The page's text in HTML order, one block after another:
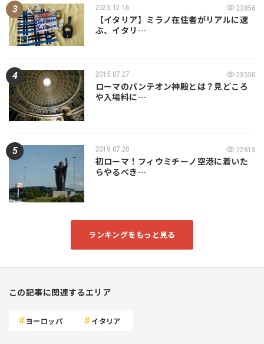
2023.12.16 23856
【イタリア】ミラノ在住者がリアルに選
ぶ、イタリ…
2015.07.27 23550
ローマのパンテオン神殿とは？見どころ
や入場料に…
2019.07.20 22813
初ローマ！フィウミチーノ空港に着いた
らやるべき…
ランキングをもっと見る
この記事に関連するエリア
ヨーロッパ イタリア